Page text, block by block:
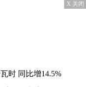
X 关闭
时 同比增14.5%